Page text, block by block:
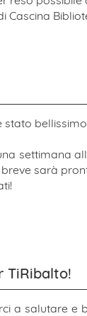
Cascina
stato
settimana
sarà
TiRibalto!
a salutare